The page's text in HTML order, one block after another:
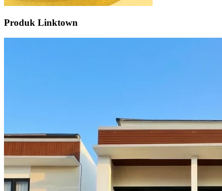
Produk Linktown